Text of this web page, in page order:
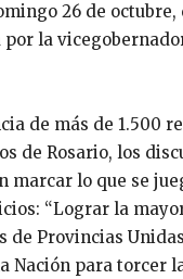
26 de octubre,
por la
de más de 1.500
de Rosario, los
marcar lo que se
“Lograr la
de Provincias
Nación para torcer